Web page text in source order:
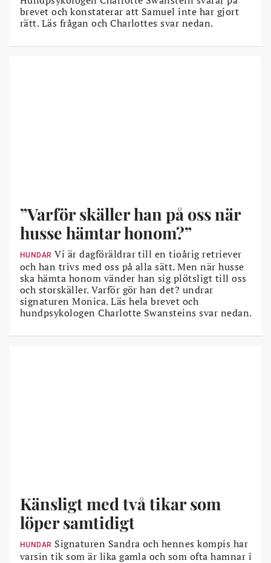
brevet och konstaterar att Samuel inte har gjort
rätt. Läs frågan och Charlottes svar nedan.
”Varför skäller han på oss när
husse hämtar honom?”
HUNDAR Vi är dagföräldrar till en tioårig retriever
och han trivs med oss på alla sätt. Men när husse
ska hämta honom vänder han sig plötsligt till oss
och storskäller. Varför gör han det? undrar
signaturen Monica. Läs hela brevet och
hundpsykologen Charlotte Swansteins svar nedan.
Känsligt med två tikar som
löper samtidigt
HUNDAR Signaturen Sandra och hennes kompis har
varsin tik som är lika gamla och som ofta hamnar i